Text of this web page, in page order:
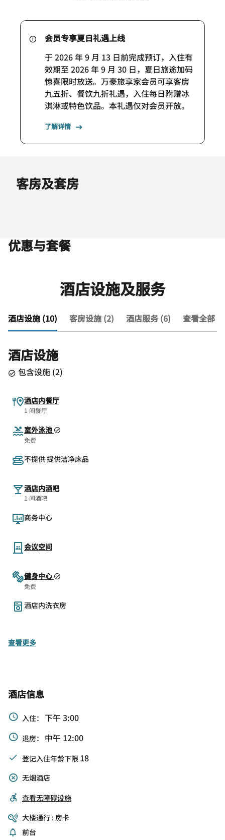
会员专享夏日礼遇上线
于 2026 年 9 月 13 日前完成预订，入住有
效期至 2026 年 9 月 30 日，夏日旅途加码
惊喜限时放送。万豪旅享家会员可享客房
九五折、餐饮九折礼遇，入住每日附赠冰
淇淋或特色饮品。本礼遇仅对会员开放。
了解详情
客房及套房
优惠与套餐
酒店设施及服务
酒店设施 (10) 客房设施 (2) 酒店服务 (6) 查看全部
酒店设施
包含设施 (2)
酒店内餐厅
1 间餐厅
室外泳池
免费
不提供 提供洁净床品
酒店内酒吧
1 间酒吧
商务中心
会议空间
健身中心
免费
酒店内洗衣房
查看更多
酒店信息
入住： 下午 3:00
退房： 中午 12:00
登记入住年龄下限 18
无烟酒店
查看无障碍设施
大楼通行 : 房卡
前台